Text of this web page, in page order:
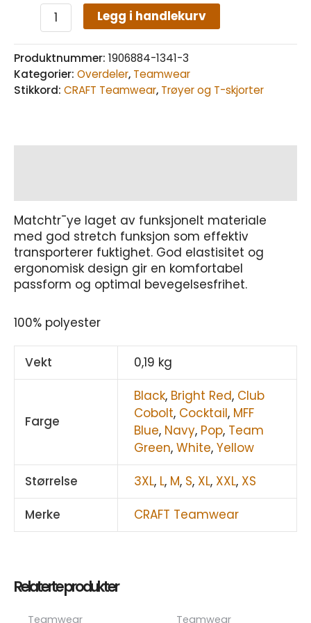
Legg i handlekurv
Produktnummer: 1906884-1341-3
Kategorier: Overdeler, Teamwear
Stikkord: CRAFT Teamwear, Trøyer og T-skjorter
Matchtr¯ye laget av funksjonelt materiale
med god stretch funksjon som effektiv
transporterer fuktighet. God elastisitet og
ergonomisk design gir en komfortabel
passform og optimal bevegelsesfrihet.
100% polyester
Vekt 0,19 kg
Farge
Black, Bright Red, Club
Cobolt, Cocktail, MFF
Blue, Navy, Pop, Team
Green, White, Yellow
Størrelse
3XL, L, M, S, XL, XXL, XS
Merke
CRAFT Teamwear
Relaterte produkter
Teamwear Teamwear